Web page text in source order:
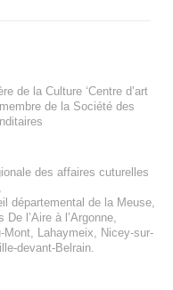
de la Culture ‘Centre d’art
de la Société des
des affaires cuturelles
départemental de la Meuse,
l’Aire à l’Argonne,
Mont Lahaymeix
Nicey-sur-
devant-Belrain.